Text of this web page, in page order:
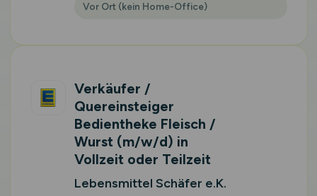
Vor Ort (kein Home-Office)
Verkäufer /
Quereinsteiger
Bedientheke Fleisch /
Wurst (m/w/d) in
Vollzeit oder Teilzeit
Lebensmittel Schäfer e.K.